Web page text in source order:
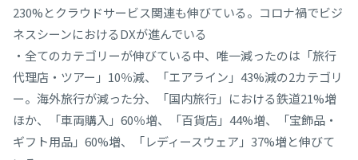
230%とクラウドサービス関連も伸びている。コロナ禍でビジ
ネスシーンにおけるDXが進んでいる
・全てのカテゴリーが伸びている中、唯一減ったのは「旅行
代理店・ツアー」10％減、「エアライン」43%減の2カテゴリ
ー。海外旅行が減った分、「国内旅行」における鉄道21%増
ほか、「車両購入」60％増、「百貨店」44%増、「宝飾品・
ギフト用品」60%増、「レディースウェア」37%増と伸びて